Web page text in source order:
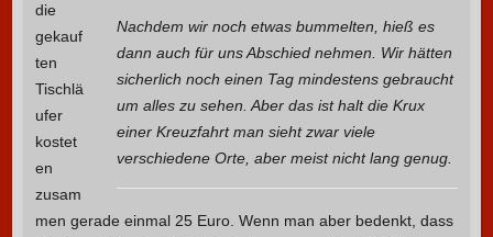
Nachdem wir noch etwas bummelten, hieß es
dann auch für uns Abschied nehmen. Wir hätten
sicherlich noch einen Tag mindestens gebraucht
um alles zu sehen. Aber das ist halt die Krux
einer Kreuzfahrt man sieht zwar viele
verschiedene Orte, aber meist nicht lang genug.
die
gekauf
ten
Tischlä
ufer
kostet
en
zusam
men gerade einmal 25 Euro. Wenn man aber bedenkt, dass